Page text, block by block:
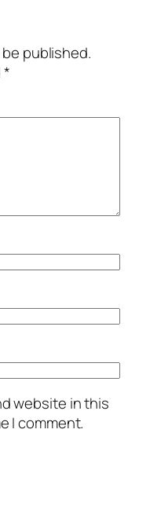
published.
*
website in this
I comment.